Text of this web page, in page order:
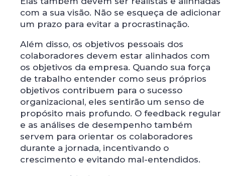
com a sua visão. Não se esqueça de adicionar
um prazo para evitar a procrastinação.
Além disso, os objetivos pessoais dos
colaboradores devem estar alinhados com
os objetivos da empresa. Quando sua força
de trabalho entender como seus próprios
objetivos contribuem para o sucesso
organizacional, eles sentirão um senso de
propósito mais profundo. O feedback regular
e as análises de desempenho também
servem para orientar os colaboradores
durante a jornada, incentivando o
crescimento e evitando mal-entendidos.